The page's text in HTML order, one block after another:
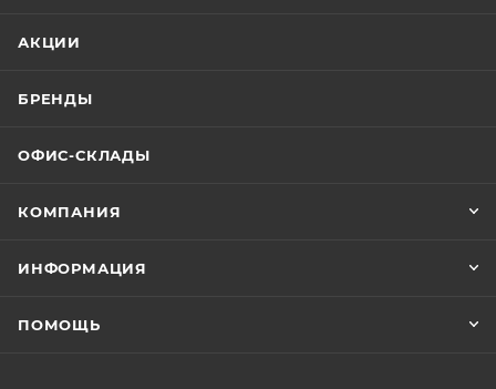
АКЦИИ
БРЕНДЫ
ОФИС-СКЛАДЫ
КОМПАНИЯ
ИНФОРМАЦИЯ
ПОМОЩЬ